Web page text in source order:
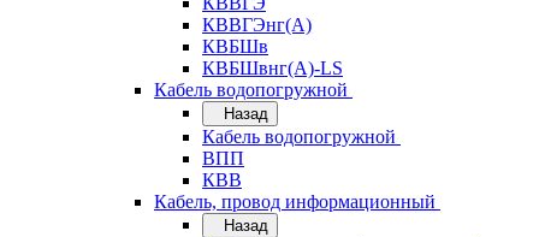
КВВГЭнг(А)
КВБШв
КВБШвнг(А)-LS
Кабель водопогружной
Назад
Кабель водопогружной
ВПП
КВВ
Кабель, провод информационный
Назад